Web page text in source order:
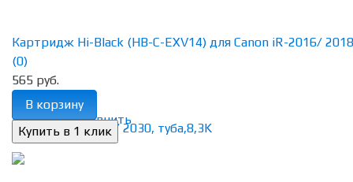
избранное сравнить
Картридж Hi-Black (HB-C-EXV14) для Canon iR-2016/
(0)
565 руб.
В корзину